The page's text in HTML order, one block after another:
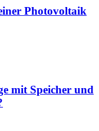
Photovoltaik
mit Speicher und